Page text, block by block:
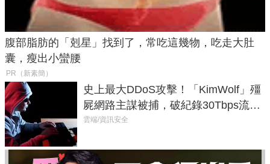
腹部脂肪的「剋星」找到了，常吃這幾物，吃走大肚
囊，瘦出小蠻腰
PR（新素簡）
史上最大DDoS攻擊！「KimWolf」殭
屍網路主謀被捕，破紀錄30Tbps流量
癱瘓全球！
雲端/資訊安全